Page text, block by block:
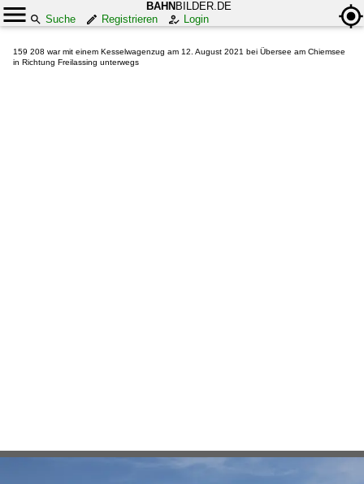
BAHN BILDER.DE
Suche
Registrieren Login
159 208 war mit einem Kesselwagenzug am 12. August 2021 bei Übersee am Chiemsee
in Richtung Freilassing unterwegs